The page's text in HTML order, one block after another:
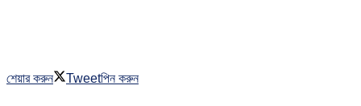
শেয়ার করুন Tweetপিন করুন